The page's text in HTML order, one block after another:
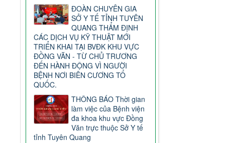
ĐOÀN CHUYÊN GIA
SỞ Y TẾ TỈNH TUYÊN
QUANG THẨM ĐỊNH
CÁC DỊCH VỤ KỸ THUẬT MỚI
TRIỂN KHAI TẠI BVĐK KHU VỰC
ĐỒNG VĂN - TỪ CHỦ TRƯƠNG
ĐẾN HÀNH ĐỘNG VÌ NGƯỜI
BỆNH NƠI BIÊN CƯƠNG TỔ
QUỐC.
THÔNG BÁO Thời gian
làm việc của Bệnh viện
đa khoa khu vực Đồng
Văn trực thuộc Sở Y tế
tỉnh Tuyên Quang